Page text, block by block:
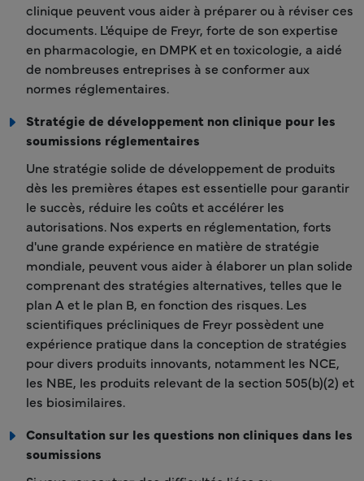
clinique peuvent vous aider à préparer ou à réviser ces
documents. L'équipe de Freyr, forte de son expertise
en pharmacologie, en DMPK et en toxicologie, a aidé
de nombreuses entreprises à se conformer aux
normes réglementaires.
Stratégie de développement non clinique pour les
soumissions réglementaires
Une stratégie solide de développement de produits
dès les premières étapes est essentielle pour garantir
le succès, réduire les coûts et accélérer les
autorisations. Nos experts en réglementation, forts
d'une grande expérience en matière de stratégie
mondiale, peuvent vous aider à élaborer un plan solide
comprenant des stratégies alternatives, telles que le
plan A et le plan B, en fonction des risques. Les
scientifiques précliniques de Freyr possèdent une
expérience pratique dans la conception de stratégies
pour divers produits innovants, notamment les NCE,
les NBE, les produits relevant de la section 505(b)(2) et
les biosimilaires.
Consultation sur les questions non cliniques dans les
soumissions